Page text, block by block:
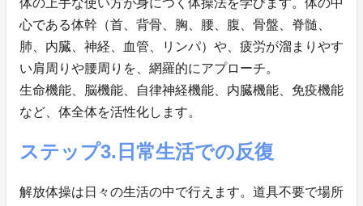
体の上手な使い方が身につく体操法を学びます。体の中
心である体幹（首、背骨、胸、腰、腹、骨盤、脊髄、
肺、内臓、神経、血管、リンパ）や、疲労が溜まりやす
い肩周りや腰周りを、網羅的にアプローチ。
生命機能、脳機能、自律神経機能、内臓機能、免疫機能
など、体全体を活性化します。
ステップ3.日常生活での反復
解放体操は日々の生活の中で行えます。道具不要で場所